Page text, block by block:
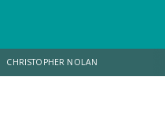
CHRISTOPHER NOLAN